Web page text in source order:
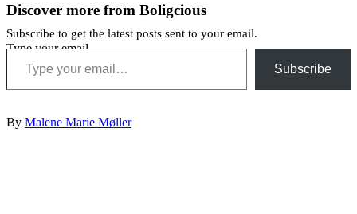
Discover more from Boligcious
Subscribe to get the latest posts sent to your email.
Type your email…
Subscribe
By Malene Marie Møller